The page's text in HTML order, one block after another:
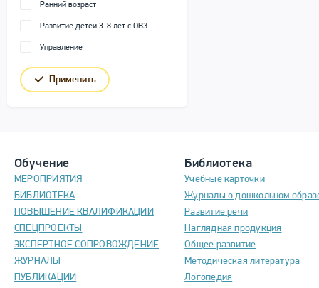
Ранний возраст
Развитие детей 3-8 лет с ОВЗ
Управление
Применить
Обучение
МЕРОПРИЯТИЯ
БИБЛИОТЕКА
ПОВЫШЕНИЕ КВАЛИФИКАЦИИ
СПЕЦПРОЕКТЫ
ЭКСПЕРТНОЕ СОПРОВОЖДЕНИЕ
ЖУРНАЛЫ
ПУБЛИКАЦИИ
Библиотека
Учебные карточки
Журналы о дошкольном
Развитие речи
Наглядная продукция
Общее развитие
Методическая литература
Логопедия